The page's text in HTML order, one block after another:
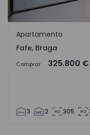
Fafe, Braga
Apartamento
Fafe, Braga
Comprar 325.800 €
3 2 305